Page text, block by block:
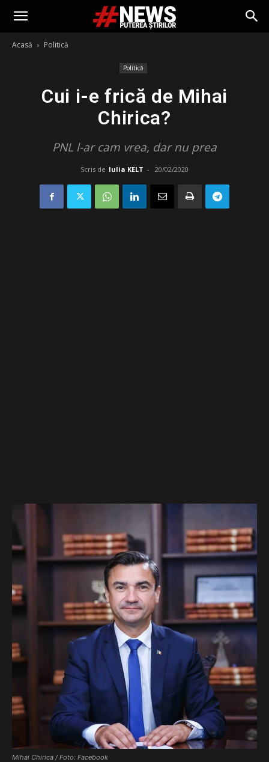
Acasă Politică
Politică
Cui i-e frică de Mihai
Chirica?
PNL l-ar cam vrea, dar nu prea
Scris de Iulia KELT - 20/02/2020
Mihai Chirica / Foto: Facebook